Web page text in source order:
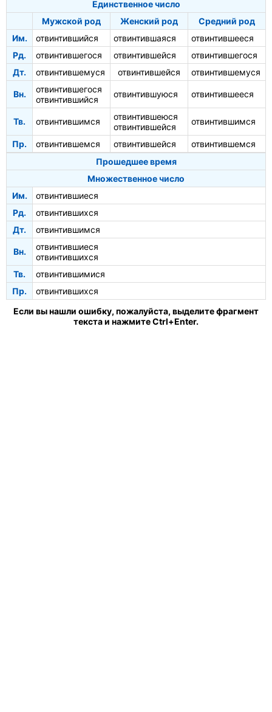
Единственное число
Мужской род
Женский род
Средний род
Им.
отвинтившийся отвинтившаяся
отвинтившееся
Рд.
отвинтившегося отвинтившейся
отвинтившегося
Дт.
отвинтившемуся отвинтившейся отвинтившемуся
Вн.
отвинтившегося
отвинтившийся
отвинтившуюся отвинтившееся
Тв. отвинтившимся
отвинтившеюся
отвинтившейся
отвинтившимся
Пр. отвинтившемся отвинтившейся
отвинтившемся
Прошедшее время
Множественное число
Им.
отвинтившиеся
Рд.
отвинтившихся
Дт.
отвинтившимся
Вн.
отвинтившиеся
отвинтившихся
Тв.
отвинтившимися
Пр.
отвинтившихся
Если вы нашли ошибку, пожалуйста, выделите фрагмент
текста и нажмите Ctrl+Enter.